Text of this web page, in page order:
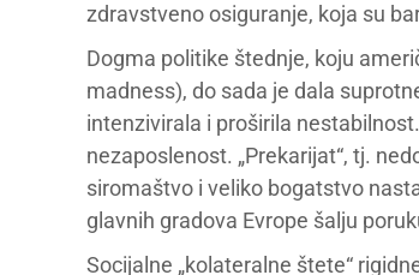
zdravstveno osiguranje, koja su
Dogma politike štednje, koju
madness), do sada je dala
intenzivirala i proširila
nezaposlenost. „Prekarijat“, tj.
siromaštvo i veliko bogatstvo
glavnih gradova Evrope šalju
Socijalne „kolateralne štete“